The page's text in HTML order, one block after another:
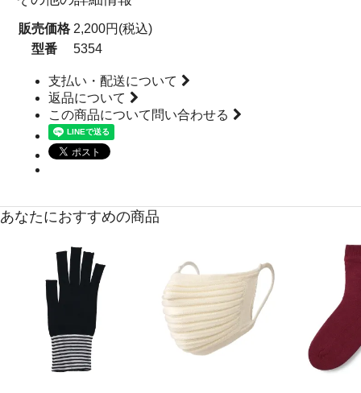
販売価格 2,200円(税込)
型番
5354
支払い・配送について
返品について
この商品について問い合わせる
あなたにおすすめの商品